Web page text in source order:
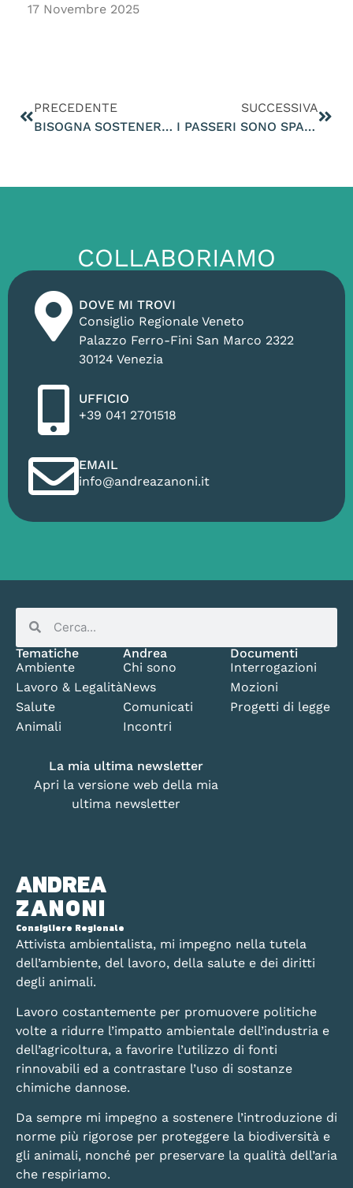
17 Novembre 2025
PRECEDENTE
BISOGNA SOSTENERE I PARCHI LOCALI E CITTADINI PER CONSENTIRE AI RESIDENTI IL CONTATTO CON LA NATURA
SUCCESSIVA
I PASSERI SONO SPARITI.
COLLABORIAMO
DOVE MI TROVI
Consiglio Regionale Veneto
Palazzo Ferro-Fini San Marco 2322
30124 Venezia
UFFICIO
+39 041 2701518
EMAIL
info@andreazanoni.it
ANDREA
ZANONI
Consigliere Regionale
Attivista ambientalista, mi impegno nella tutela
dell’ambiente, del lavoro, della salute e dei diritti
degli animali.
Lavoro costantemente per promuovere politiche
volte a ridurre l’impatto ambientale dell’industria e
dell’agricoltura, a favorire l’utilizzo di fonti
rinnovabili ed a contrastare l’uso di sostanze
chimiche dannose.
Da sempre mi impegno a sostenere l’introduzione di
norme più rigorose per proteggere la biodiversità e
gli animali, nonché per preservare la qualità dell’aria
che respiriamo.
Tematiche
Ambiente
Lavoro & Legalità
Salute
Animali
Andrea
Chi sono
News
Comunicati
Incontri
Documenti
Interrogazioni
Mozioni
Progetti di legge
La mia ultima newsletter
Apri la versione web della mia
ultima newsletter